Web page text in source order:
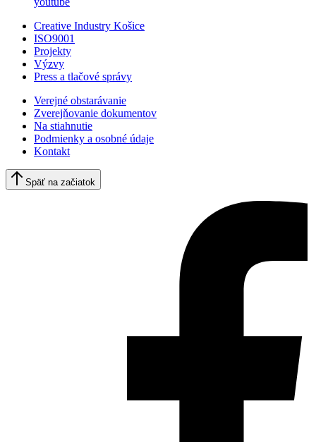
Creative Industry Košice
ISO9001
Projekty
Výzvy
Press a tlačové správy
Verejné obstarávanie
Zverejňovanie dokumentov
Na stiahnutie
Podmienky a osobné údaje
Kontakt
Späť na začiatok